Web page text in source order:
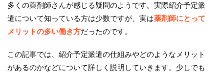
多くの薬剤師さんが感じる疑問のようです。実際紹介予定派
遣について知っている方は少数ですが、実は薬剤師にとって
メリットの多い働き方だったのです。
この記事では、紹介予定派遣の仕組みやどのようなメリット
があるのかなどについて詳しく説明していきます。少しでも